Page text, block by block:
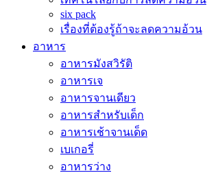
six pack
เรื่องที่ต้องรู้ถ้าจะลดความอ้วน
อาหาร
อาหารมังสวิรัติ
อาหารเจ
อาหารจานเดียว
อาหารสำหรับเด็ก
อาหารเช้าจานเด็ด
เบเกอรี่
อาหารว่าง